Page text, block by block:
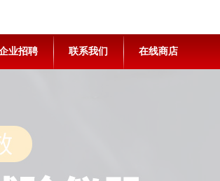
业招聘 联系我们 在线商店